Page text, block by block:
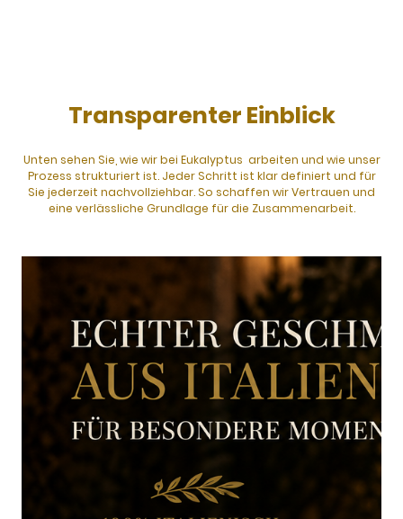
Transparenter Einblick
Unten sehen Sie, wie wir bei Eukalyptus arbeiten und wie unser
Prozess strukturiert ist. Jeder Schritt ist klar definiert und für
Sie jederzeit nachvollziehbar. So schaffen wir Vertrauen und
eine verlässliche Grundlage für die Zusammenarbeit.